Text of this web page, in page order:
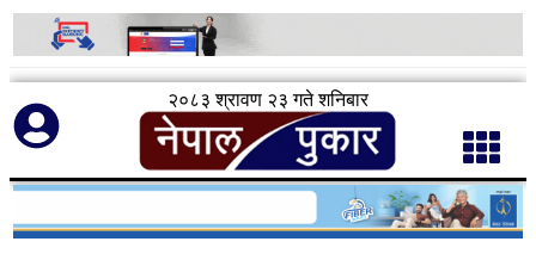
२०८३ श्रावण २३ गते शनिबार